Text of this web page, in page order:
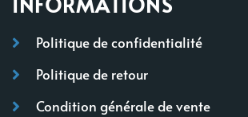
Politique de confidentialité
Politique de retour
Condition générale de vente